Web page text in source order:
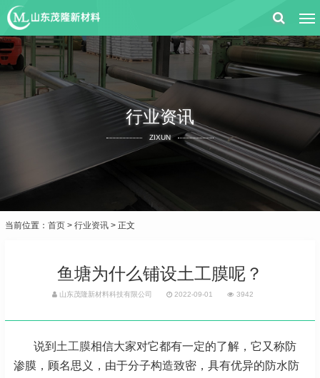
行业资讯
ZIXUN
当前位置： 首页 > 行业资讯 > 正文
鱼塘为什么铺设土工膜呢？
山东茂隆新材料科技有限公司 2022-09-01 3942
说到 土工膜相信大家对它都有一定的了解，它又称防
渗膜，顾名思义，由于分子构造致密，具有优异的防水防